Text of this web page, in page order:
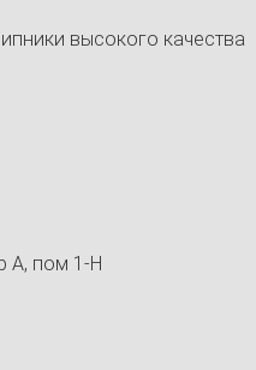
высокого качества
А, пом 1-Н